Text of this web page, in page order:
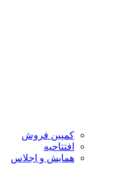
کمپین فروش
افتتاحیه
همایش و اجلاس